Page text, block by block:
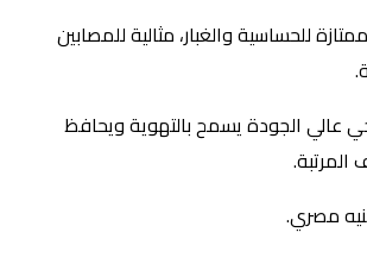
للحساسية والغبار، مثالية للمصابين
عالي الجودة يسمح بالتهوية ويحافظ